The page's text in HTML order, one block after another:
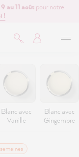
au 11 aoûtpour notre
!
Blanc avec
Vanille
Blanc avec
Gingembre